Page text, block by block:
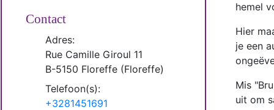
Contact
Adres:
Rue Camille Giroul 11
B-5150 Floreffe (Floreffe)
Telefoon(s):
+3281451691
hemel
Hier
je een
Mis
uit om